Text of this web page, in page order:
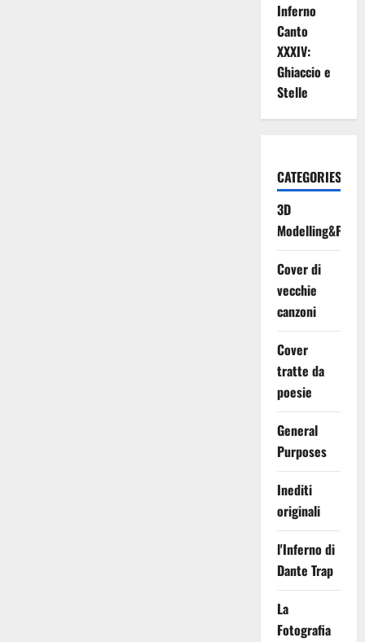
Inferno
Canto
XXXIV:
Ghiaccio e
Stelle
CATEGORIES
3D
Cover di
vecchie
canzoni
Cover
tratte da
poesie
General
Purposes
Inediti
originali
l'Inferno di
Dante Trap
La
Fotografia